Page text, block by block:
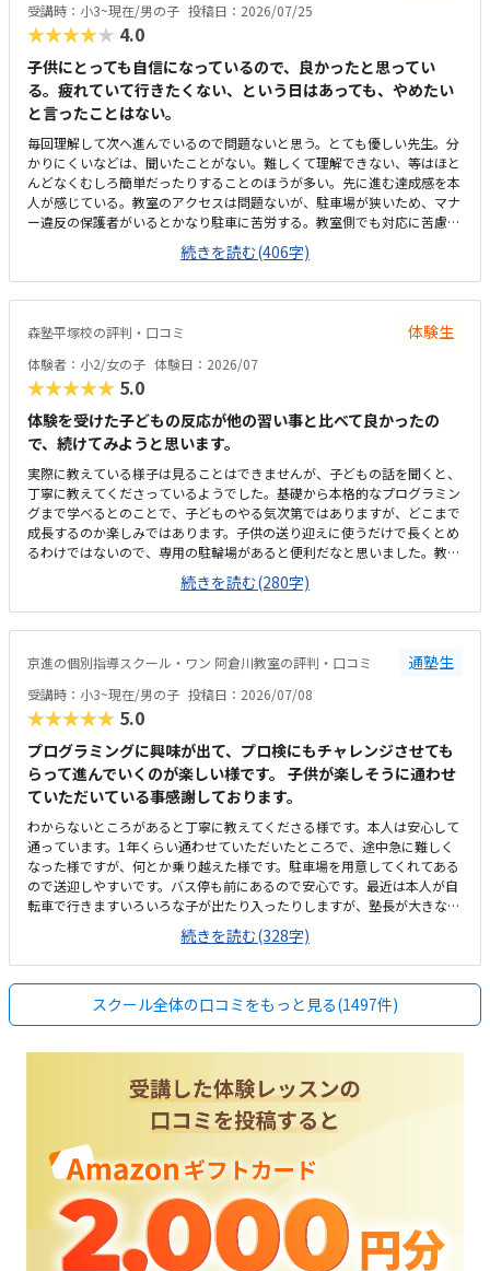
受講時：小3~現在/男の子 投稿日：2026/07/25
★★★★★ 4.0
子供にとっても自信になっているので、良かったと思ってい
る。疲れていて行きたくない、という日はあっても、やめたい
と言ったことはない。
毎回理解して次へ進んでいるので問題ないと思う。とても優しい先生。分
かりにくいなどは、聞いたことがない。難しくて理解できない、等はほと
んどなくむしろ簡単だったりすることのほうが多い。先に進む達成感を本
人が感じている。教室のアクセスは問題ないが、駐車場が狭いため、マナ
ー違反の保護者がいるとかなり駐車に苦労する。教室側でも対応に苦慮し
ている。教室というより、保護者のマナー問題。個人塾として問題ない。
置いているおやつが駄菓子とかでなく、良いオヤツのため、子どもたちは
いつも嬉しそう。こういった些細なことも、テンションを維持できる一つ
になる。プログラミングについては、ロボットではないためロボット教室
等に比べると安いが、他とあまり比較していないため分からない。塾長が
ベテランでいらっしゃるので、保護者にとってもためになる話をしてくだ
さる。非常に頼りになり、細かく要望も対応してくれているので助かる。
特に思い当たらない。
続きを読む(406字)
森塾平塚校の評判・口コミ 体験生
体験者：小2/女の子 体験日：2026/07
★★★★★ 5.0
体験を受けた子どもの反応が他の習い事と比べて良かったの
で、続けてみようと思います。
実際に教えている様子は見ることはできませんが、子どもの話を聞くと、
丁寧に教えてくださっているようでした。基礎から本格的なプログラミン
グまで学べるとのことで、子どものやる気次第ではありますが、どこまで
成長するのか楽しみではあります。子供の送り迎えに使うだけで長くとめ
るわけではないので、専用の駐輪場があると便利だなと思いました。教室
は綺麗ですが、建物自体、廊下や階段などが煙草臭くて、他のテナントも
入っているので仕方がないのかも知れませんが、そこだけが気になりまし
た。１時間やってもらえて、1か月一万円前後なので、この内容なら高く
はなく、続けられると思いました。
続きを読む(280字)
京進の個別指導スクール・ワン 阿倉川教室の評判・口コミ 通塾生
受講時：小3~現在/男の子 投稿日：2026/07/08
★★★★★ 5.0
プログラミングに興味が出て、プロ検にもチャレンジさせても
らって進んでいくのが楽しい様です。 子供が楽しそうに通わせ
ていただいている事感謝しております。
わからないところがあると丁寧に教えてくださる様です。本人は安心して
通っています。1年くらい通わせていただいたところで、途中急に難しく
なった様ですが、何とか乗り越えた様です。駐車場を用意してくれてある
ので送迎しやすいです。バス停も前にあるので安心です。最近は本人が自
転車で行きますいろいろな子が出たり入ったりしますが、塾長が大きな声
で挨拶してくれるおかげかみんなきちんと挨拶をして入ってきます安いと
ありがたいですが、現在でも満足です。もともと予算は考えてなかったの
ですが、思ったよりも高いなと思った気がしますが、子供が楽しそうに通
っているので頑張ります。わからないところがあっても丁寧に指導しても
らえる様です。楽しく通わせてもらってます。特に思い当たりません
続きを読む(328字)
スクール全体の口コミをもっと見る(1497件)